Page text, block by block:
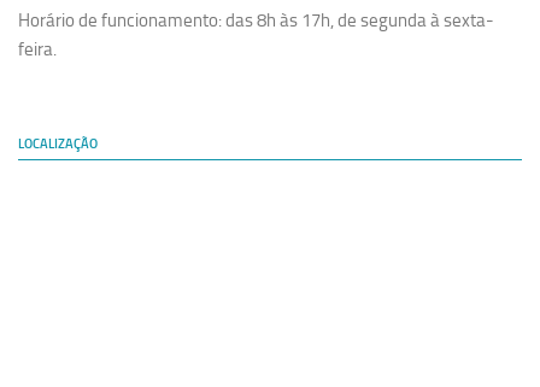
Horário de funcionamento: das 8h às 17h, de segunda à sexta-
feira.
LOCALIZAÇÃO